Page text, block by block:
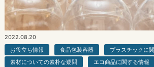
2022.08.20
お役立ち情報
食品包装容器
プラスチックに
素材についての素朴な疑問
エコ商品に関する情報